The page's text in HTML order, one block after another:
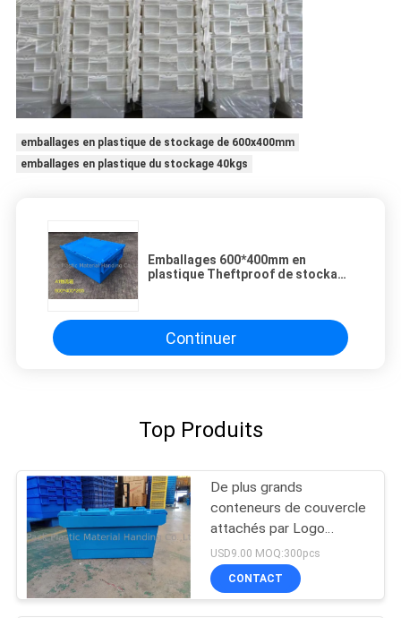
emballages en plastique de stockage de 600x400mm
emballages en plastique du stockage 40kgs
Emballages 600*400mm en
plastique Theftproof de stockage
Continuer
Top Produits
De plus grands
conteneurs de couvercle
attachés par Logo
Printing Stack Nest
Plastic
USD9.00 MOQ:300pcs
CONTACT